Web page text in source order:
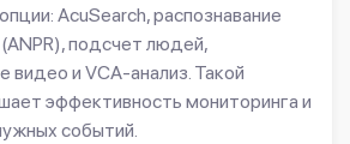
AcuSearch, распознавание
подсчет людей,
видео и VCA-анализ. Такой
эффективность мониторинга и
событий.